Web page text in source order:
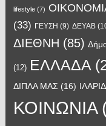
lifestyle(7)
(33) ΓΕΥΣΗ (9) ΔΕΥΑΒ
ΔΙΕΘΝΗ (85)
(12) ΕΛΛΑΔΑ
ΔΙΠΛΑ ΜΑΣ (16)
ΚΟΙΝΩΝΙΑ